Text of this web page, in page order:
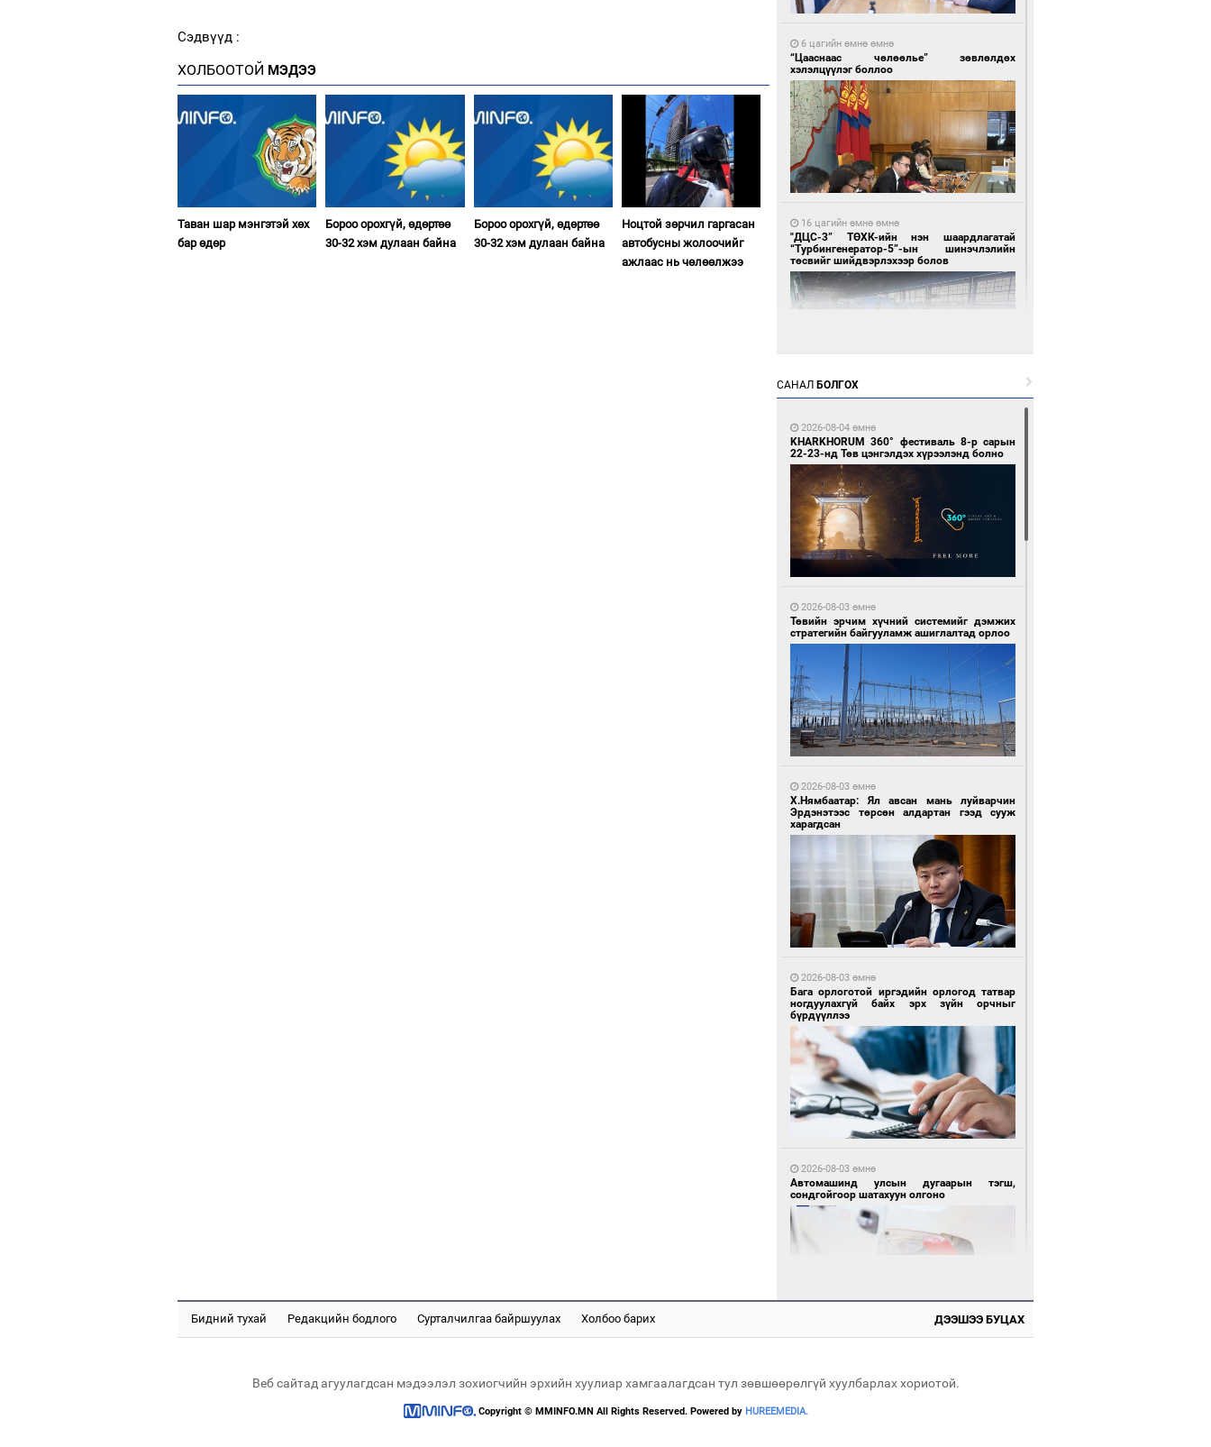
Сэдвүүд :
ХОЛБООТОЙ МЭДЭЭ
Таван шар мэнгэтэй хөх
бар өдөр
Бороо орохгүй, өдөртөө
30-32 хэм дулаан байна
Бороо орохгүй, өдөртөө
30-32 хэм дулаан байна
Ноцтой зөрчил гаргасан
автобусны жолоочийг
ажлаас нь чөлөөлжээ
6 цагийн өмнө өмнө
“Цааснаас чөлөөлье” зөвлөлдөх
хэлэлцүүлэг боллоо
16 цагийн өмнө өмнө
"ДЦС-3” ТӨХК-ийн нэн шаардлагатай
“Турбингенератор-5”-ын шинэчлэлийн
төсвийг шийдвэрлэхээр болов
Воллейбол эрэгтэйчүүдийн шигшээ баг А
хэсгийг тэргүүллээ
Таван шар мэнгэтэй хөх бар өдөр
байна
17 цагийн өмнө өмнө
1 өдрийн өмнө өмнө
Ноцтой зөрчил гаргасан автобусны
1 өдрийн өмнө өмнө
Согтуугаар тээврийн хэрэгсэл жолоодсон
САНАЛ БОЛГОХ
2026-08-04 өмнө
KHARKHORUM 360° фестиваль 8-р сарын
22-23-нд Төв цэнгэлдэх хүрээлэнд болно
2026-08-03 өмнө
Төвийн эрчим хүчний системийг дэмжих
стратегийн байгууламж ашиглалтад орлоо
2026-08-03 өмнө
Х.Нямбаатар: Ял авсан мань луйварчин
Эрдэнэтээс төрсөн алдартан гээд сууж
харагдсан
2026-08-03 өмнө
Бага орлоготой иргэдийн орлогод татвар
ногдуулахгүй байх эрх зүйн орчныг
бүрдүүллээ
2026-08-03 өмнө
Автомашинд улсын дугаарын тэгш,
сондгойгоор шатахуун олгоно
Бидний тухай Редакцийн бодлого Сурталчилгаа байршуулах Холбоо барих ДЭЭШЭЭ БУЦАХ
Веб сайтад агуулагдсан мэдээлэл зохиогчийн эрхийн хуулиар хамгаалагдсан тул зөвшөөрөлгүй хуулбарлах хориотой.
Copyright © MMINFO.MN All Rights Reserved. Powered by HUREEMEDIA.